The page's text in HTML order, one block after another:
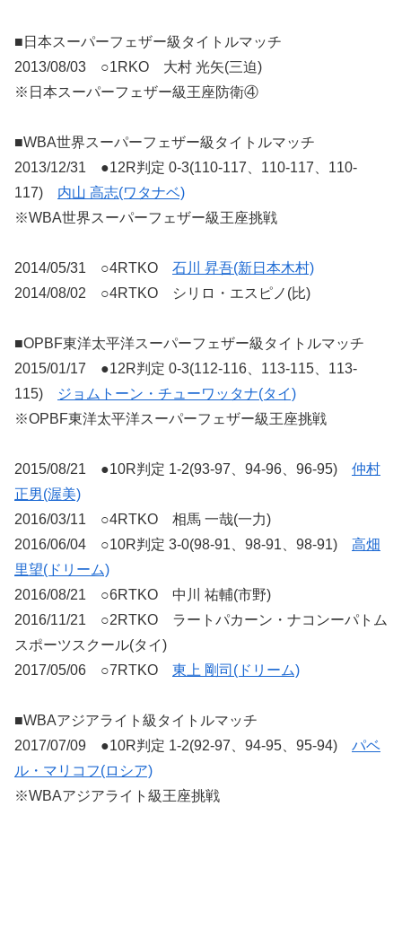
■日本スーパーフェザー級タイトルマッチ
2013/08/03 ○1RKO 大村 光矢(三迫)
※日本スーパーフェザー級王座防衛④
■WBA世界スーパーフェザー級タイトルマッチ
2013/12/31 ●12R判定 0-3(110-117、110-117、110-
117) 内山 高志(ワタナベ)
※WBA世界スーパーフェザー級王座挑戦
2014/05/31 ○4RTKO 石川 昇吾(新日本木村)
2014/08/02 ○4RTKO シリロ・エスピノ(比)
■OPBF東洋太平洋スーパーフェザー級タイトルマッチ
2015/01/17 ●12R判定 0-3(112-116、113-115、113-
115)
ジョムトーン・チューワッタナ(タイ)
※OPBF東洋太平洋スーパーフェザー級王座挑戦
2015/08/21 ●10R判定 1-2(93-97、94-96、96-95) 仲村
正男(渥美)
2016/03/11 ○4RTKO 相馬 一哉(一力)
2016/06/04 ○10R判定 3-0(98-91、98-91、98-91) 高畑
里望(ドリーム)
2016/08/21 ○6RTKO 中川 祐輔(市野)
2016/11/21 ○2RTKO ラートパカーン・ナコンーパトム
スポーツスクール(タイ)
2017/05/06 ○7RTKO 東上 剛司(ドリーム)
■WBAアジアライト級タイトルマッチ
2017/07/09 ●10R判定 1-2(92-97、94-95、95-94) パベ
ル・マリコフ(ロシア)
※WBAアジアライト級王座挑戦